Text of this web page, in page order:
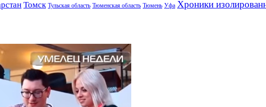
Томск Тульская область Тюменская область Тюмень Уфа Хроники